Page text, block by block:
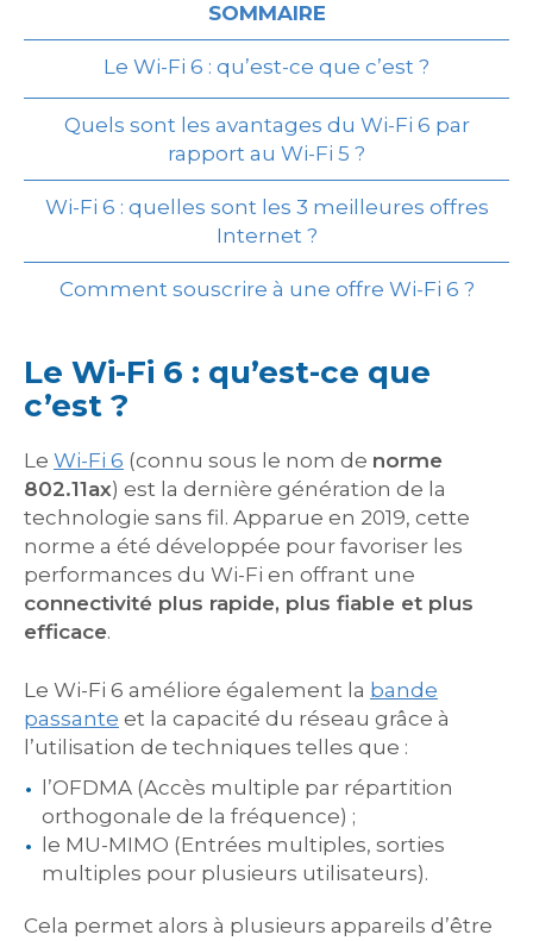
SOMMAIRE
Le Wi-Fi 6 : qu’est-ce que c’est ?
Quels sont les avantages du Wi-Fi 6 par
rapport au Wi-Fi 5 ?
Wi-Fi 6 : quelles sont les 3 meilleures offres
Internet ?
Comment souscrire à une offre Wi-Fi 6 ?
Le Wi-Fi 6 : qu’est-ce que
c’est ?
Le Wi-Fi 6 (connu sous le nom de norme
802.11ax) est la dernière génération de la
technologie sans fil. Apparue en 2019, cette
norme a été développée pour favoriser les
performances du Wi-Fi en offrant une
connectivité plus rapide, plus fiable et plus
efficace.
Le Wi-Fi 6 améliore également la bande
passante et la capacité du réseau grâce à
l’utilisation de techniques telles que :
l’OFDMA (Accès multiple par répartition
orthogonale de la fréquence) ;
le MU-MIMO (Entrées multiples, sorties
multiples pour plusieurs utilisateurs).
Cela permet alors à plusieurs appareils d’être